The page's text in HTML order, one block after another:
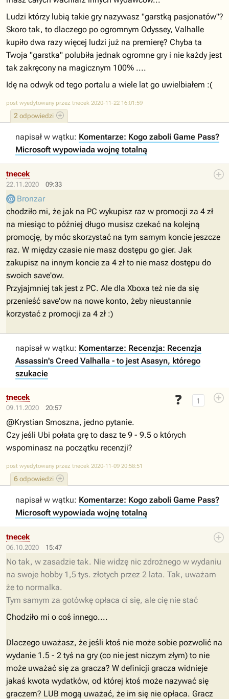
2 odpowiedzi
Ludzi którzy lubią takie gry nazywasz "garstką pasjonatów"?
Skoro tak, to dlaczego po ogromnym Odyssey, Valhalle
kupiło dwa razy więcej ludzi już na premierę? Chyba ta
Twoja "garstka" polubiła jednak ogromne gry i nie każdy jest
tak zakręcony na magicznym 100% ....
Idę na odwyk od tego portalu a wiele lat go uwielbiałem :(
post wyedytowany przez tnecek 2020-11-22 16:01:59
napisał w wątku: Komentarze: Kogo zaboli Game Pass?
Microsoft wypowiada wojnę totalną
22.11.2020 09:33
tnecek
Bronzar
chodziło mi, że jak na PC wykupisz raz w promocji za 4 zł
na miesiąc to później długo musisz czekać na kolejną
promocję, by móc skorzystać na tym samym koncie jeszcze
raz. W między czasie nie masz dostępu go gier. Jak
zakupisz na innym koncie za 4 zł to nie masz dostępu do
swoich save'ow.
Przyjajmniej tak jest z PC. Ale dla Xboxa też nie da się
przenieść save'ow na nowe konto, żeby nieustannie
korzystać z promocji za 4 zł :)
napisał w wątku: Komentarze: Recenzja: Recenzja
Assassin's Creed Valhalla - to jest Asasyn, którego
szukacie
09.11.2020 20:57
❓ 1
6 odpowiedzi
tnecek
@Krystian Smoszna, jedno pytanie.
Czy jeśli Ubi połata grę to dasz te 9 - 9.5 o których
wspominasz na początku recenzji?
post wyedytowany przez tnecek 2020-11-09 20:58:51
napisał w wątku: Komentarze: Kogo zaboli Game Pass?
Microsoft wypowiada wojnę totalną
06.10.2020 15:47
tnecek
No tak, w zasadzie tak. Nie widzę nic zdrożnego w wydaniu
na swoje hobby 1,5 tys. złotych przez 2 lata. Tak, uważam
że to normalka.
Tym samym za gotówkę opłaca ci się, ale cię nie stać
Chodziło mi o coś innego....
Dlaczego uważasz, że jeśli ktoś nie może sobie pozwolić na
wydanie 1.5 - 2 tyś na gry (co nie jest niczym złym) to nie
może uważać się za gracza? W definicji gracza widnieje
jakaś kwota wydatków, od której ktoś może nazywać się
graczem? LUB mogą uważać, że im się nie opłaca. Gracz